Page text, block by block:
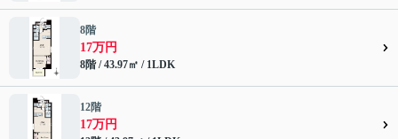
8階
17万円
8階 / 43.97㎡ / 1LDK
12階
17万円